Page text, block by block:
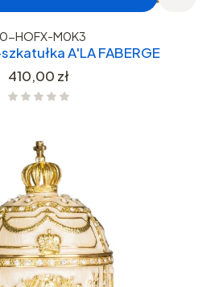
HOFX-M0K3
A'LA FABERGE
Cena
410,00 zł